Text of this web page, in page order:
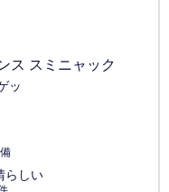
ス スミニャック
ッ
らしい